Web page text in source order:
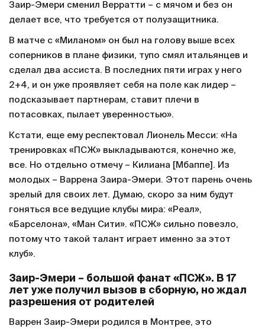
Заир-Эмери сменил Верратти – с мячом и без он
делает все, что требуется от полузащитника.
В матче с «Миланом» он был на голову выше всех
соперников в плане физики, тупо смял итальянцев и
сделал два ассиста. В последних пяти играх у него
2+4, и он уже проявляет себя на поле как лидер –
подсказывает партнерам, ставит плечи в
потасовках, пылает уверенностью».
Кстати, еще ему респектовал Лионель Месси: «На
тренировках «ПСЖ» выкладываются, конечно же,
все. Но отдельно отмечу – Килиана [Мбаппе]. Из
молодых – Варрена Заира-Эмери. Этот парень очень
зрелый для своих лет. Думаю, скоро за ним будут
гоняться все ведущие клубы мира: «Реал»,
«Барселона», «Ман Сити». «ПСЖ» сильно повезло,
потому что такой талант играет именно за этот
клуб».
Заир-Эмери – большой фанат «ПСЖ». В 17
лет уже получил вызов в сборную, но ждал
разрешения от родителей
Варрен Заир-Эмери родился в Монтрее, это